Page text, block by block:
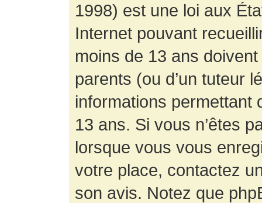
1998) est une loi aux
Internet pouvant
moins de 13 ans
parents (ou d’un tuteur
informations permettant
13 ans. Si vous n’êtes
lorsque vous vous
votre place, contactez
son avis. Notez que